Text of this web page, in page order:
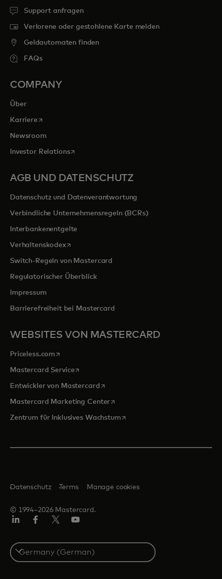
Support anfragen
Verlorene oder gestohlene Karte melden
Geldautomaten finden
FAQs
COMPANY
Über
Karrierewird in einer neuen Registerkarte geöffnet
Newsroom
Investor Relationswird in einer neuen Registerkarte geöffnet
AGB UND DATENSCHUTZ
Datenschutz und Datenverantwortung
Verbindliche Unternehmensregeln (BCRs)
Interbankenentgelte
Verhaltenskodexwird in einer neuen Registerkarte geöffnet
Switch-Regeln von Mastercard
Regulatorischer Überblick
Impressum
Barrierefreiheit bei Mastercard
WEBSITES VON MASTERCARD
Priceless.com wird in einer neuen Registerkarte geöffnet
Mastercard Servicewird in einer neuen Registerkarte geöffnet
Entwickler von Mastercardwird in einer neuen Registerkarte
Mastercard Marketing Centerwird in einer neuen
Zentrum für Inklusives Wachstumwird in einer neuen
© 1994–2026 Mastercard.
Datenschutz Terms Manage cookies
Select
a
country